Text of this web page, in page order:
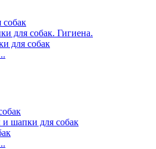
собак
для собак. Гигиена.
для собак
шапки для собак